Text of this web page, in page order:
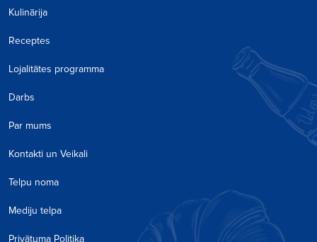
Kulinārija
Receptes
Lojalitātes programma
Darbs
Par mums
Kontakti un Veikali
Telpu noma
Mediju telpa
Privātuma Politika